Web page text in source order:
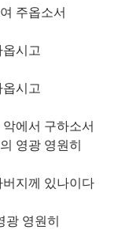
주옵소서
시고
시고
에서 구하소서
영광 영원히
지께 있나이다
광 영원히